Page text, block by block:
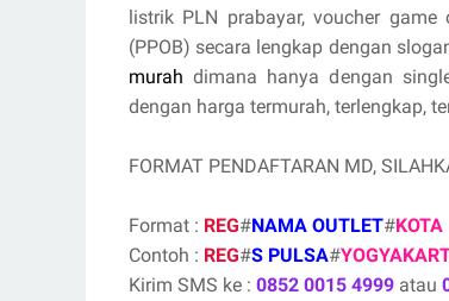
listrik PLN prabayar, voucher
(PPOB) secara lengkap dengan
murah dimana hanya dengan
dengan harga termurah, terlengkap,
FORMAT PENDAFTARAN MD,
Format : REG#NAMA OUTLET#KOTA
Contoh : REG#S PULSA#
Kirim SMS ke : 0852 0015 4999 atau